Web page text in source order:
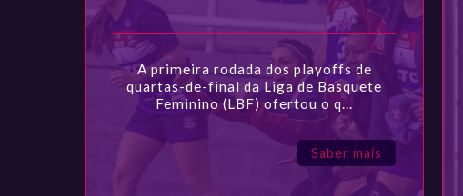
A primeira rodada dos playoffs de
quartas-de-final da Liga de Basquete
Feminino (LBF) ofertou o q...
Saber mais